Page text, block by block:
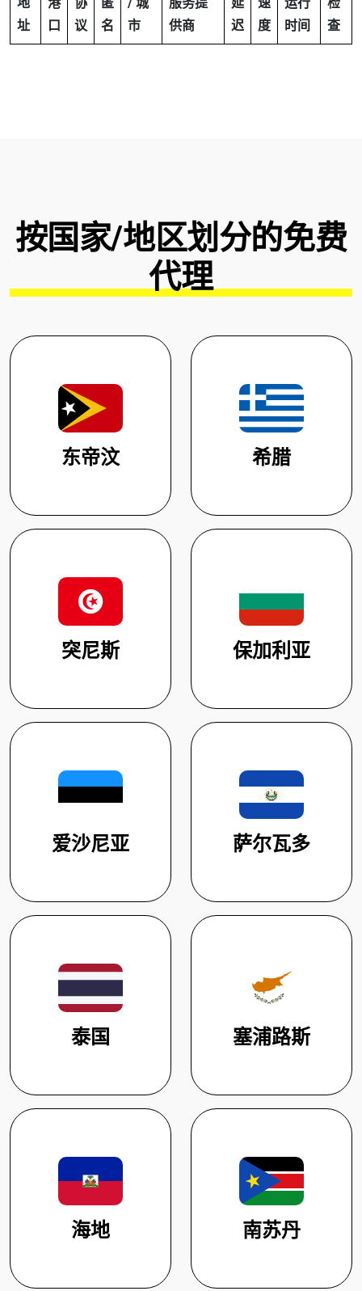
址
口
议
名
市
供商
迟
度
时间
查
按国家/地区划分的免费
代理
东帝汶 希腊
突尼斯 保加利亚
爱沙尼亚 萨尔瓦多
泰国 塞浦路斯
海地 南苏丹